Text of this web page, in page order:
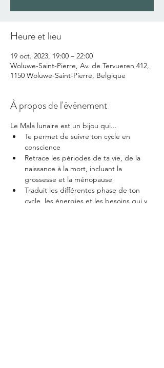
Heure et lieu
19 oct. 2023, 19:00 – 22:00
Woluwe-Saint-Pierre, Av. de Tervueren 412,
1150 Woluwe-Saint-Pierre, Belgique
À propos de l'événement
Le Mala lunaire est un bijou qui...
Te permet de suivre ton cycle en
conscience
Retrace les périodes de ta vie, de la
naissance à la mort, incluant la
grossesse et la ménopause
Traduit les différentes phase de ton
cycle, les énergies et les besoins qui y